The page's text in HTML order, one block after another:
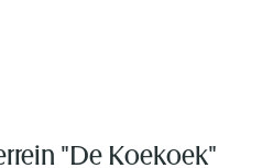
"De Koekoek"